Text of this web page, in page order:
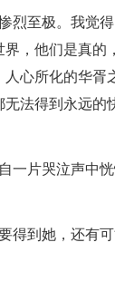
烈至极。我觉
，他们是真的
心所化的华胥
法得到永远的
一片哭泣声中
得到她，还